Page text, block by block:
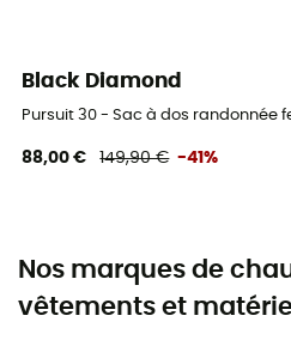
Black Diamond
Pursuit 30 - Sac à dos randonnée
88,00 € 149,90 € -41%
Nos marques de
vêtements et